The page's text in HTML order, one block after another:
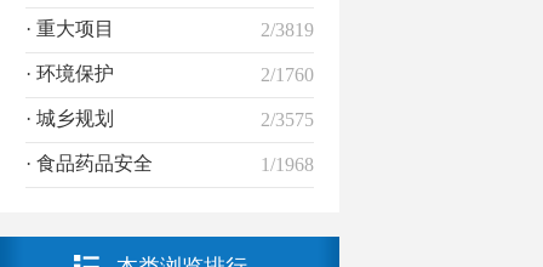
· 重大项目 2/3819
· 环境保护 2/1760
· 城乡规划 2/3575
· 食品药品安全 1/1968